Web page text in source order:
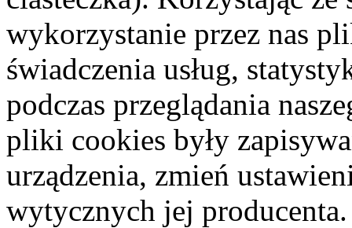
wykorzystanie przez nas
świadczenia usług,
podczas przeglądania
pliki cookies były
urządzenia, zmień
wytycznych jej producenta.